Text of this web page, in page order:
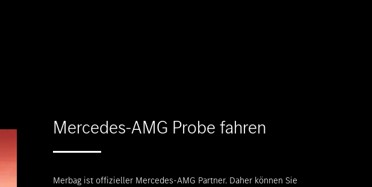
Mercedes-AMG Probe fahren
Merbag ist offizieller Mercedes-AMG Partner. Daher können Sie